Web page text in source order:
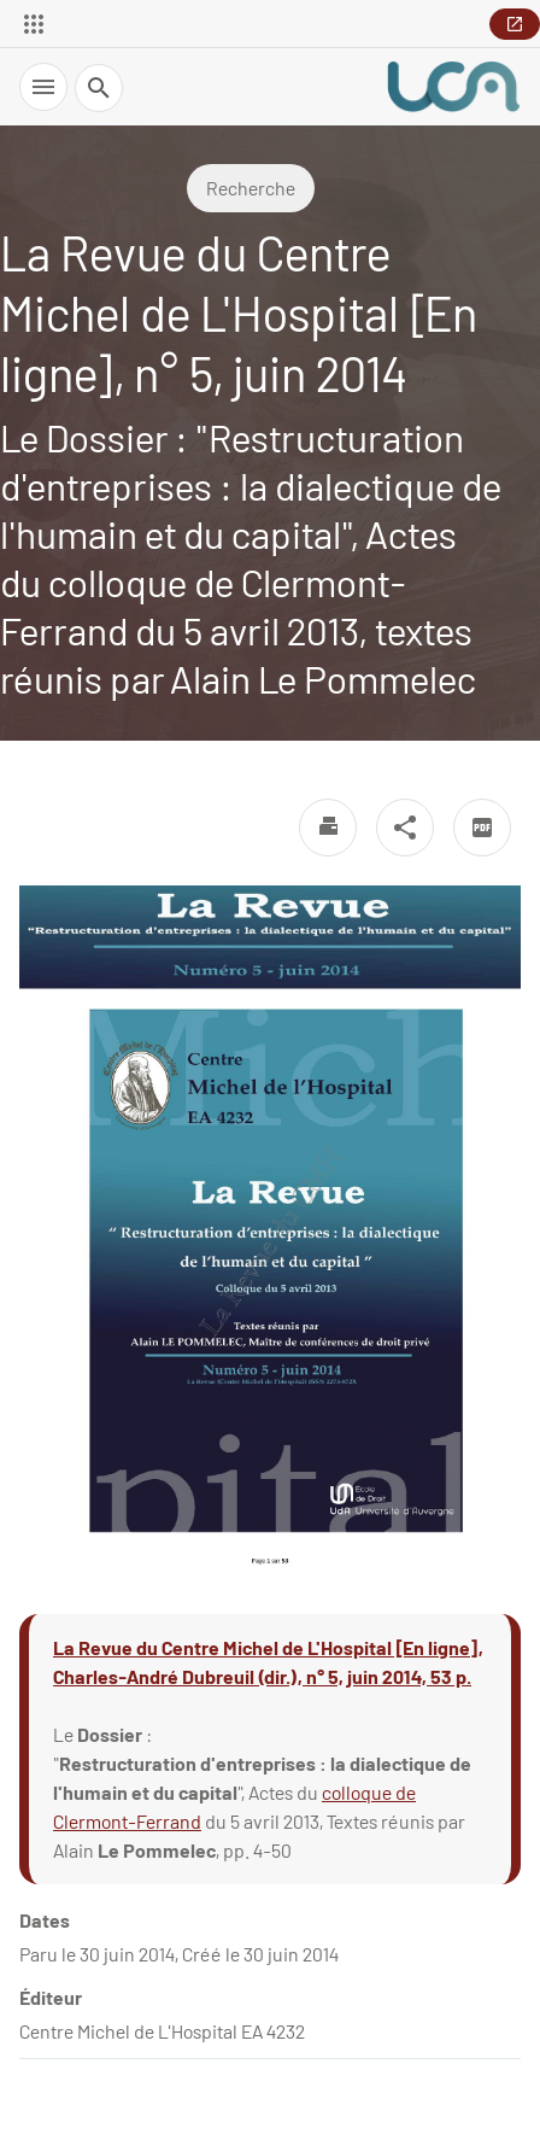
Recherche
Recherche
La Revue du Centre
Michel de L'Hospital [En
ligne], n° 5, juin 2014
Le Dossier : "Restructuration
d'entreprises : la dialectique de
l'humain et du capital", Actes
du colloque de Clermont-
Ferrand du 5 avril 2013, textes
réunis par Alain Le Pommelec
La Revue du Centre Michel de L'Hospital [En ligne],
Charles-André Dubreuil (dir.), n° 5, juin 2014, 53 p.
Le Dossier :
"Restructuration d'entreprises : la dialectique de
l'humain et du capital", Actes du colloque de
Clermont-Ferrand du 5 avril 2013, Textes réunis par
Alain Le Pommelec, pp. 4-50
Dates
Paru le 30 juin 2014, Créé le 30 juin 2014
Éditeur
Centre Michel de L'Hospital EA 4232